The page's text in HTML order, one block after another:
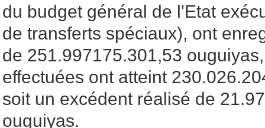
du budget général de l'Etat
de transferts spéciaux), ont
de 251.997175.301,53
effectuées ont atteint
soit un excédent réalisé de
ouguiyas.